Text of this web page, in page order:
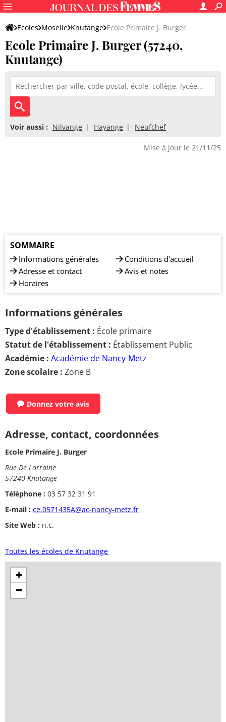
Ecoles Moselle Knutange Ecole Primaire J. Burger
Ecole Primaire J. Burger (57240,
Knutange)
Voir aussi : Nilvange Hayange Neufchef
Mise à jour le 21/11/25
SOMMAIRE
Informations générales
Adresse et contact
Horaires
Conditions d'accueil
Avis et notes
Informations générales
Type d'établissement : École primaire
Statut de l'établissement : Établissement Public
Académie : Académie de Nancy-Metz
Zone scolaire : Zone B
Donnez votre avis
Adresse, contact, coordonnées
Ecole Primaire J. Burger
Rue De Lorraine
57240 Knutange
Téléphone : 03 57 32 31 91
E-mail : ce.0571435A@ac-nancy-metz.fr
Site Web : n.c.
Toutes les écoles de Knutange
+
−